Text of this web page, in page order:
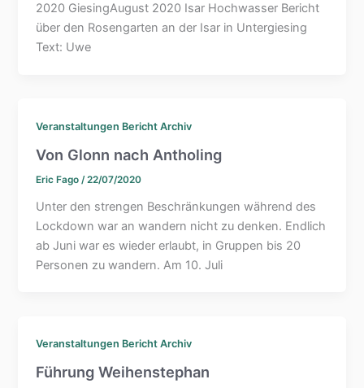
2020 GiesingAugust 2020 Isar Hochwasser Bericht
über den Rosengarten an der Isar in Untergiesing
Text: Uwe
Veranstaltungen Bericht Archiv
Von Glonn nach Antholing
Eric Fago /22/07/2020
Unter den strengen Beschränkungen während des
Lockdown war an wandern nicht zu denken. Endlich
ab Juni war es wieder erlaubt, in Gruppen bis 20
Personen zu wandern. Am 10. Juli
Veranstaltungen Bericht Archiv
Führung Weihenstephan